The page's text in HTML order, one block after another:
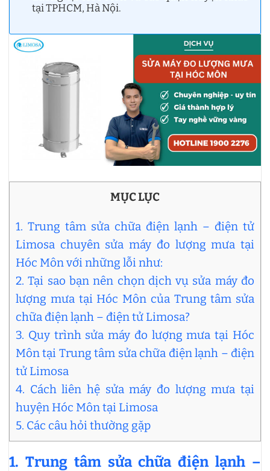
tại TPHCM, Hà Nội.
MỤC LỤC
1. Trung tâm sửa chữa điện lạnh – điện tử
Limosa chuyên sửa máy đo lượng mưa tại
Hóc Môn với những lỗi như:
2. Tại sao bạn nên chọn dịch vụ sửa máy đo
lượng mưa tại Hóc Môn của Trung tâm sửa
chữa điện lạnh – điện tử Limosa?
3. Quy trình sửa máy đo lượng mưa tại Hóc
Môn tại Trung tâm sửa chữa điện lạnh – điện
tử Limosa
4. Cách liên hệ sửa máy đo lượng mưa tại
huyện Hóc Môn tại Limosa
5. Các câu hỏi thường gặp
1. Trung tâm sửa chữa điện lạnh –